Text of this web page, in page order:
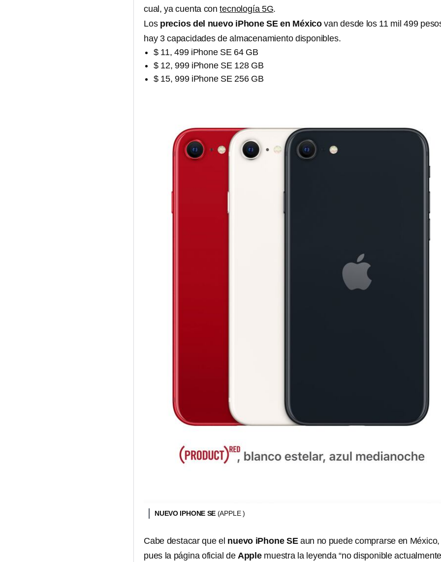
cual, ya cuenta contecnología 5G.
Los precios del nuevo iPhone SE en México van desde los 11 mil 499
hay 3 capacidades de almacenamiento disponibles.
$ 11, 499 iPhone SE 64 GB
$ 12, 999 iPhone SE 128 GB
$ 15, 999 iPhone SE 256 GB
NUEVO IPHONE SE (APPLE )
Cabe destacar que el nuevo iPhone SEaun no puede comprarse en México,
pues la página oficial de Apple muestra la leyenda “no disponible